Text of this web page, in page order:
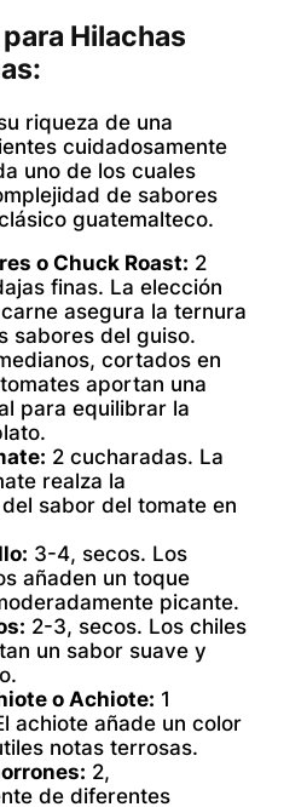
Hilachas
riqueza de una
cuidadosamente
uno de los cuales
de sabores
guatemalteco.
o Chuck Roast: 2
finas. La elección
asegura la ternura
sabores del guiso.
cortados en
aportan una
para equilibrar la
2 cucharadas. La
realza la
sabor del tomate en
3-4, secos. Los
añaden un toque
picante.
2-3, secos. Los chiles
un sabor suave y
o Achiote: 1
achiote añade un color
notas terrosas.
2,
de diferentes